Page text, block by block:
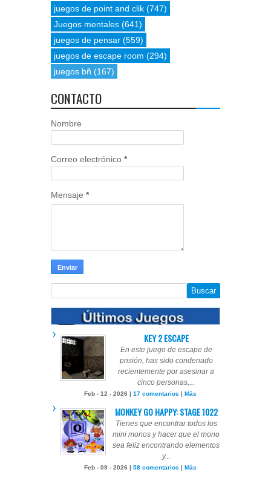
juegos de point and clik (747)
Juegos mentales (641)
juegos de pensar (559)
juegos de escape room (294)
juegos bñ (167)
CONTACTO
Nombre
Correo electrónico *
Mensaje *
KEY 2 ESCAPE
En este juego de escape de
prisión, has sido condenado
recientemente por asesinar a
cinco personas,...
Feb - 12 - 2026 | 17 comentarios | Más
MONKEY GO HAPPY: STAGE 1022
Tienes que encontrar todos los
mini monos y hacer que el mono
sea feliz encontrando elementos
y...
Feb - 09 - 2026 | 58 comentarios | Más